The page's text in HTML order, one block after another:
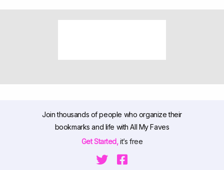
Join thousands of people who organize their
bookmarks and life with All My Faves
Get Started,it’s free